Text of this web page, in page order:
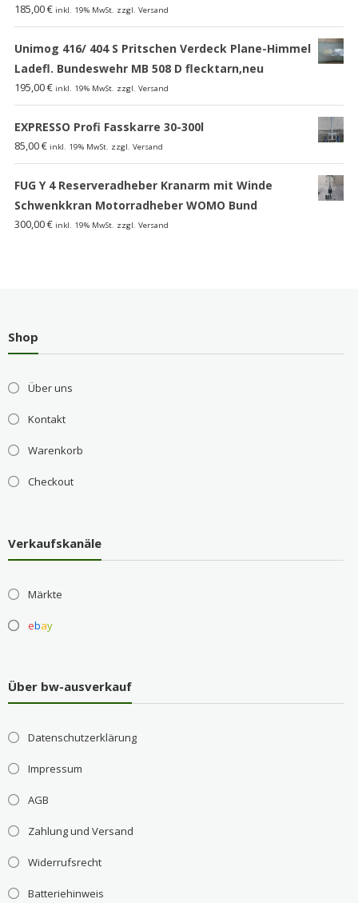
185,00€ inkl. 19% MwSt. zzgl. Versand
Unimog 416/ 404 S Pritschen Verdeck Plane-Himmel
Ladefl. Bundeswehr MB 508 D flecktarn,neu
195,00€ inkl. 19% MwSt. zzgl. Versand
EXPRESSO Profi Fasskarre 30-300l
85,00€ inkl. 19% MwSt. zzgl. Versand
FUG Y 4 Reserveradheber Kranarm mit Winde
Schwenkkran Motorradheber WOMO Bund
300,00€ inkl. 19% MwSt. zzgl. Versand
Shop
Über uns
Kontakt
Warenkorb
Checkout
Verkaufskanäle
Märkte
ebay
Über bw-ausverkauf
Datenschutzerklärung
Impressum
AGB
Zahlung und Versand
Widerrufsrecht
Batteriehinweis